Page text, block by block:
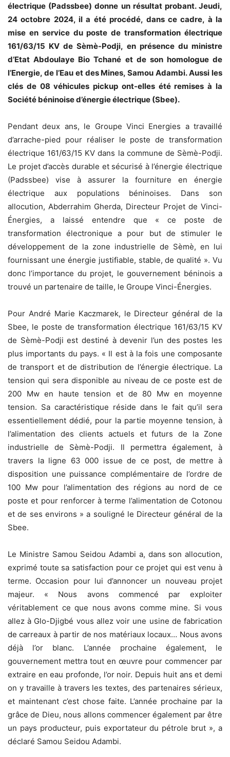
électrique (Padssbee) donne un résultat probant. Jeudi,
24 octobre 2024, il a été procédé, dans ce cadre, à la
mise en service du poste de transformation électrique
161/63/15 KV de Sèmè-Podji, en présence du ministre
d’Etat Abdoulaye Bio Tchané et de son homologue de
l’Energie, de l’Eau et des Mines, Samou Adambi. Aussi les
clés de 08 véhicules pickup ont-elles été remises à la
Société béninoise d’énergie électrique (Sbee).
Pendant deux ans, le Groupe Vinci Energies a travaillé
d’arrache-pied pour réaliser le poste de transformation
électrique 161/63/15 KV dans la commune de Sèmè-Podji.
Le projet d’accès durable et sécurisé à l’énergie électrique
(Padssbee) vise à assurer la fourniture en énergie
électrique aux populations béninoises. Dans son
allocution, Abderrahim Gherda, Directeur Projet de Vinci-
Énergies, a laissé entendre que « ce poste de
transformation électronique a pour but de stimuler le
développement de la zone industrielle de Sèmè, en lui
fournissant une énergie justifiable, stable, de qualité ». Vu
donc l’importance du projet, le gouvernement béninois a
trouvé un partenaire de taille, le Groupe Vinci-Énergies.
Pour André Marie Kaczmarek, le Directeur général de la
Sbee, le poste de transformation électrique 161/63/15 KV
de Sèmè-Podji est destiné à devenir l’un des postes les
plus importants du pays. « Il est à la fois une composante
de transport et de distribution de l’énergie électrique. La
tension qui sera disponible au niveau de ce poste est de
200 Mw en haute tension et de 80 Mw en moyenne
tension. Sa caractéristique réside dans le fait qu’il sera
essentiellement dédié, pour la partie moyenne tension, à
l’alimentation des clients actuels et futurs de la Zone
industrielle de Sèmè-Podji. Il permettra également, à
travers la ligne 63 000 issue de ce post, de mettre à
disposition une puissance complémentaire de l’ordre de
100 Mw pour l’alimentation des régions au nord de ce
poste et pour renforcer à terme l’alimentation de Cotonou
et de ses environs » a souligné le Directeur général de la
Sbee.
Le Ministre Samou Seidou Adambi a, dans son allocution,
exprimé toute sa satisfaction pour ce projet qui est venu à
terme. Occasion pour lui d’annoncer un nouveau projet
majeur. « Nous avons commencé par exploiter
véritablement ce que nous avons comme mine. Si vous
allez à Glo-Djigbé vous allez voir une usine de fabrication
de carreaux à partir de nos matériaux locaux… Nous avons
déjà l’or blanc. L’année prochaine également, le
gouvernement mettra tout en œuvre pour commencer par
extraire en eau profonde, l’or noir. Depuis huit ans et demi
on y travaille à travers les textes, des partenaires sérieux,
et maintenant c’est chose faite. L’année prochaine par la
grâce de Dieu, nous allons commencer également par être
un pays producteur, puis exportateur du pétrole brut », a
déclaré Samou Seidou Adambi.